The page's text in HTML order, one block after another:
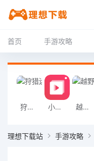
首页 手游攻略
狩猎迷城恐龙大战游戏 小影记app 越野军事卡车司机游戏
理想下载站 手游攻略